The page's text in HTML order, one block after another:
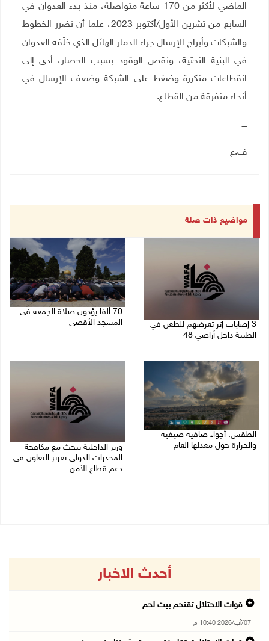
الماضي لأكثر من 170 ساعة متواصلة، منذ بدء العدوان في
السابع من تشرين الأول/
أكتوبر 2023، علما أن تضرر الخطوط
والشبكات وأبراج الإرسال جراء الدمار الهائل الذي خلّفه العدوان
في البنية التحتية، ونقص الوقود بسبب الحصار، أدى إلى
انقطاعات متكررة وضغط على الشبكة وضعف الإرسال في
أنحاء متفرقة من القطاع.
ــــ
ف.ع
مواضيع ذات صلة
3 إصابات إثر تعرضهم للطعن في
الطيبة داخل أراضي 48
70 ألفا يؤدون صلاة الجمعة في
المسجد الأقصى
الطقس: أجواء صافية صيفية
والحرارة حول معدلها العام
وزير الداخلية يبحث مع مكافحة
المخدرات الدولي تعزيز التعاون في
دعم قطاع الأمن
أحدث الاخبار
قوات الاحتلال تقتحم بيت لحم
07/آب/2026 10:40 م